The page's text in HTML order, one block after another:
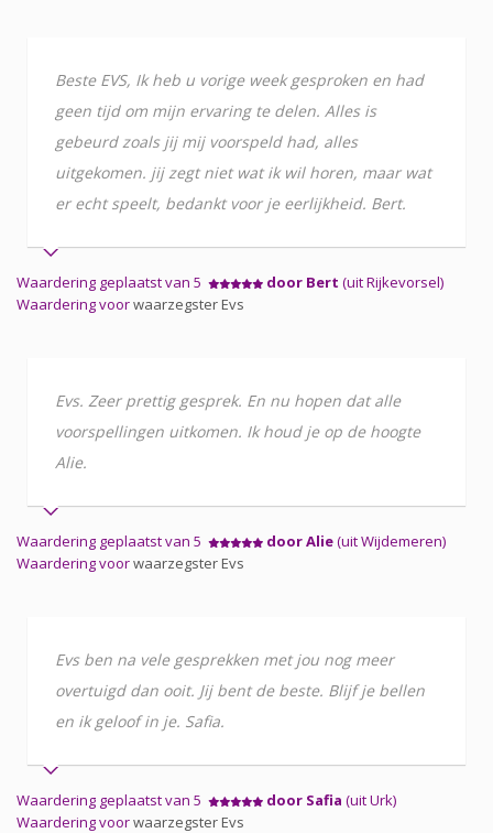
Beste EVS, Ik heb u vorige week gesproken en had
geen tijd om mijn ervaring te delen. Alles is
gebeurd zoals jij mij voorspeld had, alles
uitgekomen. jij zegt niet wat ik wil horen, maar wat
er echt speelt, bedankt voor je eerlijkheid. Bert.
Waardering geplaatst van 5 door Bert (uit Rijkevorsel)
Waardering voorwaarzegster Evs
Evs. Zeer prettig gesprek. En nu hopen dat alle
voorspellingen uitkomen. Ik houd je op de hoogte
Alie.
Waardering geplaatst van 5 door Alie(uit Wijdemeren)
Waardering voorwaarzegster Evs
Evs ben na vele gesprekken met jou nog meer
overtuigd dan ooit. Jij bent de beste. Blijf je bellen
en ik geloof in je. Safia.
Waardering geplaatst van 5 door Safia (uit Urk)
Waardering voorwaarzegster Evs